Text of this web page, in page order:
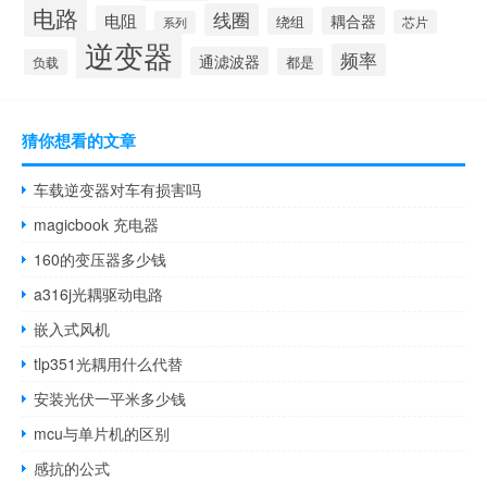
电路 电阻 系列 线圈 绕组 耦合器 芯片
负载 逆变器 通滤波器 都是 频率
猜你想看的文章
车载逆变器对车有损害吗
magicbook 充电器
160的变压器多少钱
a316j光耦驱动电路
嵌入式风机
tlp351光耦用什么代替
安装光伏一平米多少钱
mcu与单片机的区别
感抗的公式